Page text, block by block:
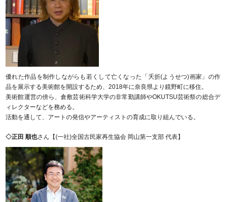
優れた作品を制作しながらも若くして亡くなった「夭折(ようせつ)画家」の作
品を展示する美術館を開設するため、2018年に奈良県より鏡野町に移住。
美術館運営の傍ら、倉敷芸術科学大学の非常勤講師やOKUTSU芸術祭の総合デ
ィレクターなどを務める。
活動を通して、アートの発信やアーティストの育成に取り組んでいる。
◇正田 順也さん【(一社)全国古民家再生協会 岡山第一支部 代表】